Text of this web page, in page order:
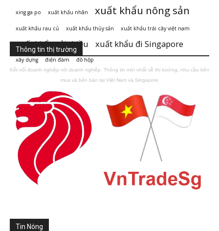
xing ga po xuất khẩu nhãn xuất khẩu nông sản
xuất khẩu rau củ xuất khẩu thủy sản xuất khẩu trái cây việt nam
xuất khẩu vải thiều xuất khẩu đi Singapore
xây dựng điện đàm đồ hộp
Thông tin thị trường
Kết nối doanh nghiệp với doanh nghiệp. Thông tin mới nhất về thị trường, nhu cầu bên
mua và bên bán tại Việt Nam và Singapore
Tin Nóng